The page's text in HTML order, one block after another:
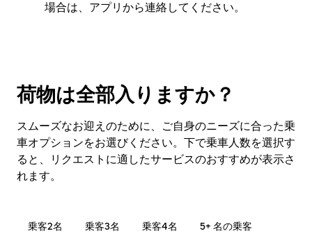
場合は、アプリから連絡してください。
荷物は全部入りますか？
スムーズなお迎えのために、ご自身のニーズに合った乗
車オプションをお選びください。下で乗車人数を選択す
ると、リクエストに適したサービスのおすすめが表示さ
れます。
乗客2名 乗客3名 乗客4名 5+ 名の乗客